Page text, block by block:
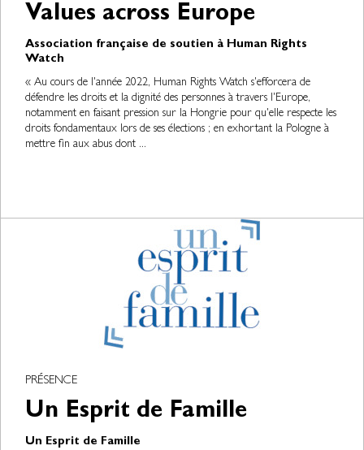
Values across Europe
Association française de soutien à Human Rights
Watch
« Au cours de l'année 2022, Human Rights Watch s'efforcera de
défendre les droits et la dignité des personnes à travers l'Europe,
notamment en faisant pression sur la Hongrie pour qu'elle respecte les
droits fondamentaux lors de ses élections ; en exhortant la Pologne à
mettre fin aux abus dont ...
PRÉSENCE
Un Esprit de Famille
Un Esprit de Famille